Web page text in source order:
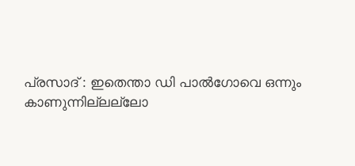
പ്രസാദ് : ഇതെന്താ ഡി പാൽഗോവെ ഒന്നും
കാണുന്നില്ലല്ലോ